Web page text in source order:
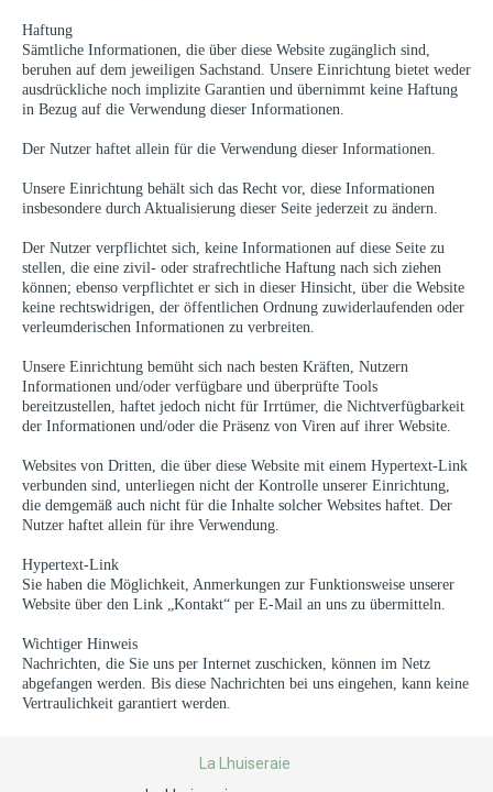
Haftung
Sämtliche Informationen, die über diese Website zugänglich sind,
beruhen auf dem jeweiligen Sachstand. Unsere Einrichtung bietet weder
ausdrückliche noch implizite Garantien und übernimmt keine Haftung
in Bezug auf die Verwendung dieser Informationen.
Der Nutzer haftet allein für die Verwendung dieser Informationen.
Unsere Einrichtung behält sich das Recht vor, diese Informationen
insbesondere durch Aktualisierung dieser Seite jederzeit zu ändern.
Der Nutzer verpflichtet sich, keine Informationen auf diese Seite zu
stellen, die eine zivil- oder strafrechtliche Haftung nach sich ziehen
können; ebenso verpflichtet er sich in dieser Hinsicht, über die Website
keine rechtswidrigen, der öffentlichen Ordnung zuwiderlaufenden oder
verleumderischen Informationen zu verbreiten.
Unsere Einrichtung bemüht sich nach besten Kräften, Nutzern
Informationen und/oder verfügbare und überprüfte Tools
bereitzustellen, haftet jedoch nicht für Irrtümer, die Nichtverfügbarkeit
der Informationen und/oder die Präsenz von Viren auf ihrer Website.
Websites von Dritten, die über diese Website mit einem Hypertext-Link
verbunden sind, unterliegen nicht der Kontrolle unserer Einrichtung,
die demgemäß auch nicht für die Inhalte solcher Websites haftet. Der
Nutzer haftet allein für ihre Verwendung.
Hypertext-Link
Sie haben die Möglichkeit, Anmerkungen zur Funktionsweise unserer
Website über den Link „Kontakt“ per E-Mail an uns zu übermitteln.
Wichtiger Hinweis
Nachrichten, die Sie uns per Internet zuschicken, können im Netz
abgefangen werden. Bis diese Nachrichten bei uns eingehen, kann keine
Vertraulichkeit garantiert werden.
La Lhuiseraie